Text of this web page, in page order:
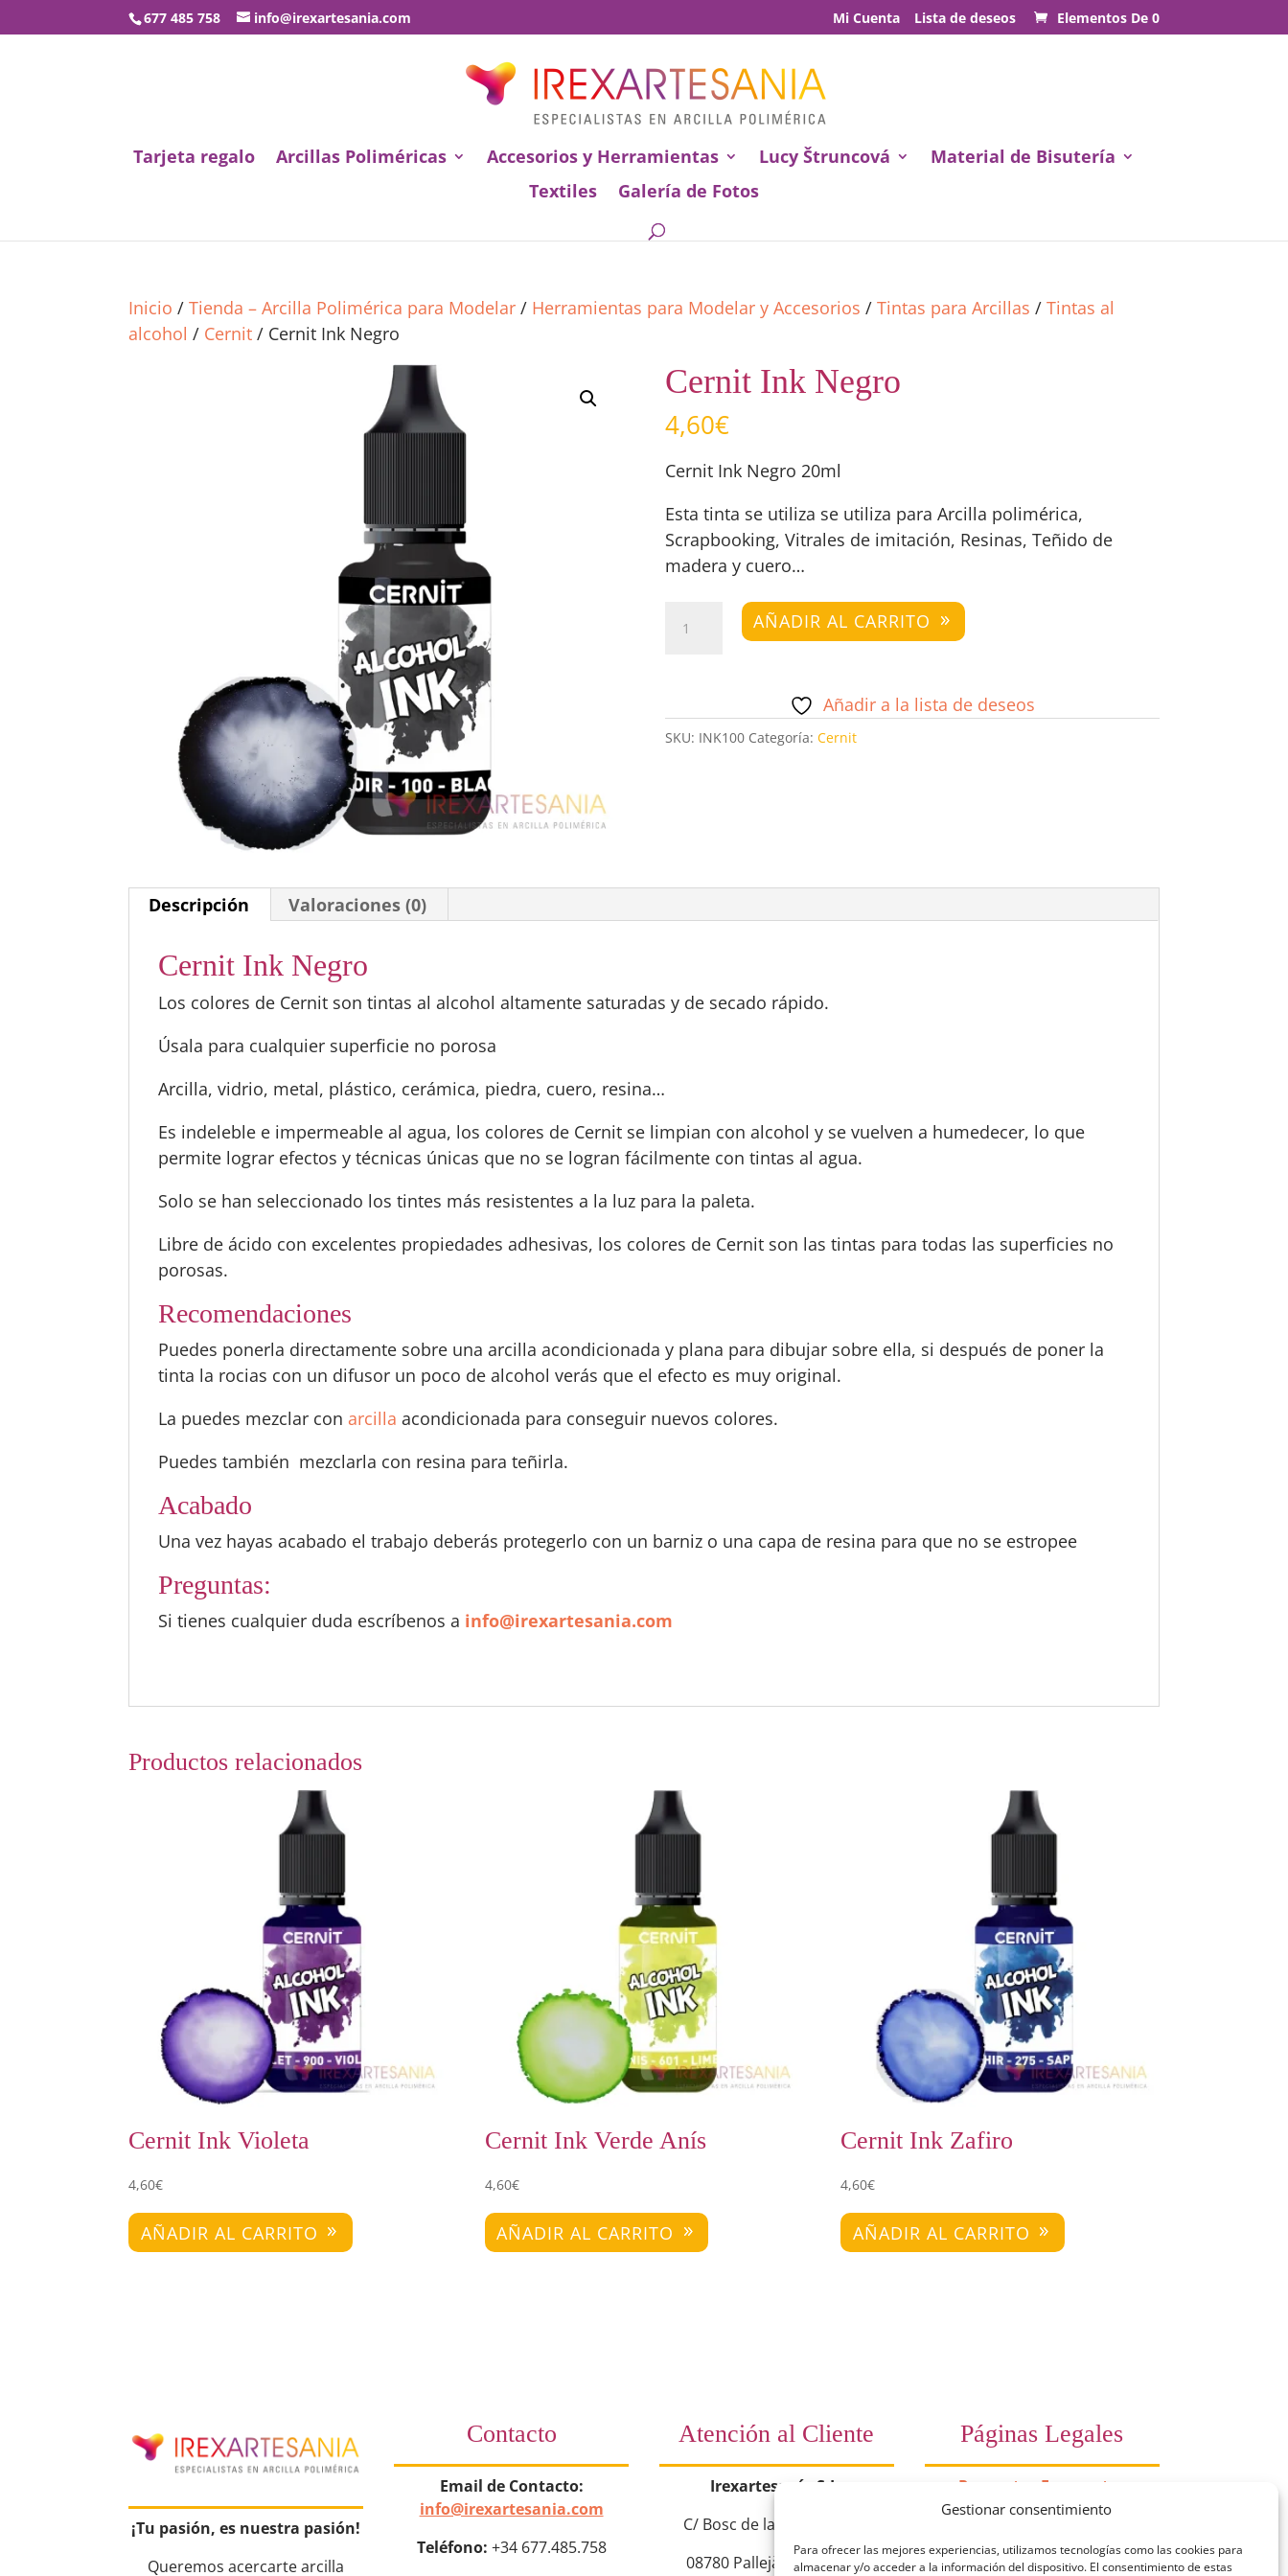
Gestionar consentimiento
Para ofrecer las mejores experiencias, utilizamos tecnologías como las cookies para
almacenar y/o acceder a la información del dispositivo. El consentimiento de estas
677 485 758 info@irexartesania.com Mi Cuenta Lista de deseos Elementos De 0
Tarjeta regalo Arcillas Poliméricas Accesorios y Herramientas Lucy Štruncová
Material de Bisutería
Textiles
Galería de Fotos
Inicio /Tienda – Arcilla Polimérica para Modelar / Herramientas para Modelar y Accesorios /Tintas para Arcillas /Tintas al
alcohol / Cernit / Cernit Ink Negro
Cernit Ink Negro
4,60€
Cernit Ink Negro 20ml
Esta tinta se utiliza se utiliza para Arcilla polimérica,
Scrapbooking, Vitrales de imitación, Resinas, Teñido de
madera y cuero…
Ink
AÑADIR AL CARRITO
Añadir a la lista de deseos
SKU: INK100 Categoría: Cernit
Descripción Valoraciones (0)
Cernit Ink Negro
Los colores de Cernit son tintas al alcohol altamente saturadas y de secado rápido.
Úsala para cualquier superficie no porosa
Arcilla, vidrio, metal, plástico, cerámica, piedra, cuero, resina…
Es indeleble e impermeable al agua, los colores de Cernit se limpian con alcohol y se vuelven a humedecer, lo que
permite lograr efectos y técnicas únicas que no se logran fácilmente con tintas al agua.
Solo se han seleccionado los tintes más resistentes a la luz para la paleta.
Libre de ácido con excelentes propiedades adhesivas, los colores de Cernit son las tintas para todas las superficies no
porosas.
Recomendaciones
Puedes ponerla directamente sobre una arcilla acondicionada y plana para dibujar sobre ella, si después de poner la
tinta la rocias con un difusor un poco de alcohol verás que el efecto es muy original.
La puedes mezclar con arcilla acondicionada para conseguir nuevos colores.
Puedes también mezclarla con resina para teñirla.
Acabado
Una vez hayas acabado el trabajo deberás protegerlo con un barniz o una capa de resina para que no se estropee
Preguntas:
Si tienes cualquier duda escríbenos a info@irexartesania.com
Productos relacionados
Cernit Ink Violeta
4,60€
AÑADIR AL CARRITO
Cernit Ink Verde Anís
4,60€
AÑADIR AL CARRITO
Cernit Ink Zafiro
4,60€
AÑADIR AL CARRITO
¡Tu pasión, es nuestra pasión!
Queremos acercarte arcilla
Contacto
Email de Contacto:
info@irexartesania.com
Teléfono: +34 677.485.758
Atención al Cliente
Irexartesanía S.L.
C/ Bosc de la Torroja nº10
08780 Pallejà (Barcelona)
Páginas Legales
Preguntas Frecuentes
Política de Privacidad